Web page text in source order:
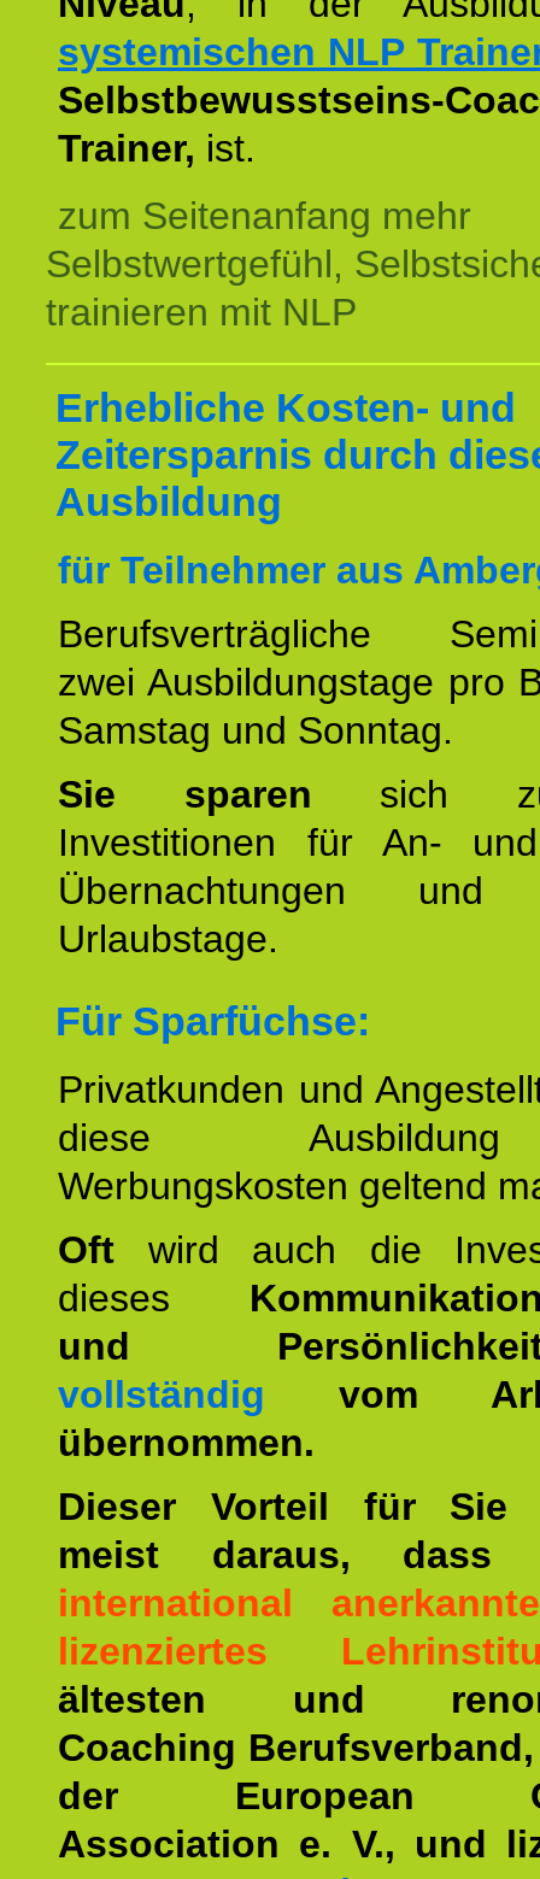
systemischen NLP
Selbstbewusstseins-
Trainer, ist.
zum Seitenanfang mehr
Selbstwertgefühl,
trainieren mit NLP
Erhebliche Kosten- und
Zeitersparnis durch
Ausbildung
für Teilnehmer aus
Berufsverträgliche
zwei Ausbildungstage pro
Samstag und Sonntag.
Sie sparen sich
Investitionen für An-
Übernachtungen und
Urlaubstage.
Für Sparfüchse:
Privatkunden und
diese
Werbungskosten geltend
Oft wird auch die
dieses
und
vollständig vom
übernommen.
Dieser Vorteil für Sie
meist daraus,
international
lizenziertes
ältesten und
Coaching
der European
Association e. V., und